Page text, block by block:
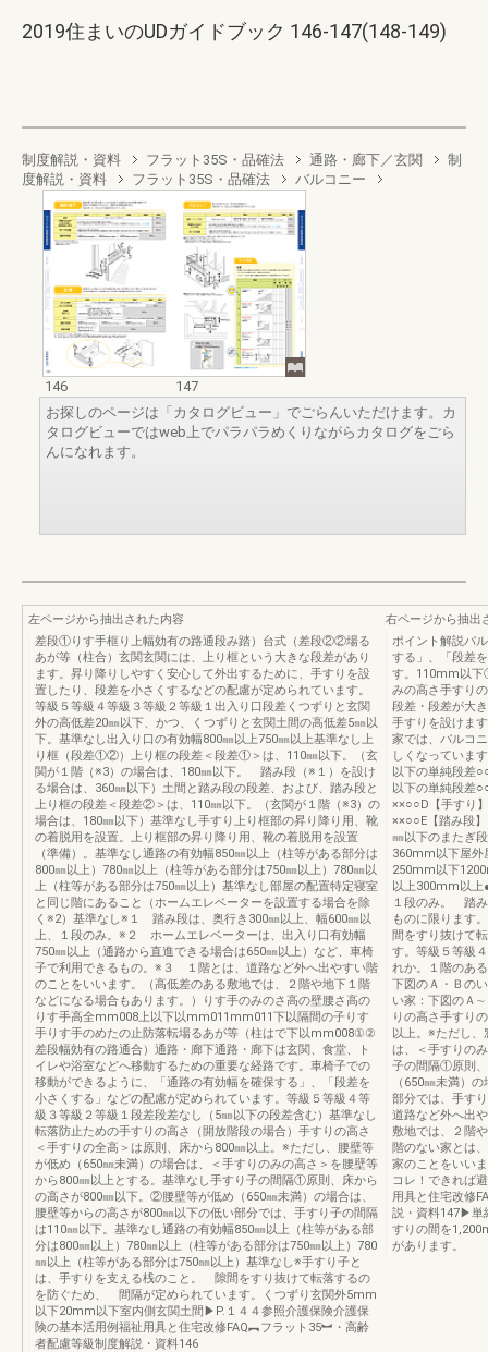
2019住まいのUDガイドブック 146-147(148-149)
制度解説・資料 フラット35S・品確法 通路・廊下／玄関
制
度解説・資料
フラット35S・品確法 バルコニー
146
147
お探しのページは「カタログビュー」でごらんいただけます。カ
タログビューではweb上でパラパラめくりながらカタログをごら
んになれます。
左ページから抽出された内容
差段①りす手框り上幅効有の路通段み踏）台式（差段②②場る
あが等（柱合）玄関玄関には、上り框という大きな段差があり
ます。昇り降りしやすく安心して外出するために、手すりを設
置したり、段差を小さくするなどの配慮が定められています。
等級５等級４等級３等級２等級１出入り口段差くつずりと玄関
外の高低差20㎜以下、かつ、くつずりと玄関土間の高低差5㎜以
下。基準なし出入り口の有効幅800㎜以上750㎜以上基準なし上
り框（段差①②）上り框の段差＜段差①＞は、110㎜以下。（玄
関が１階（※3）の場合は、180㎜以下。 踏み段（※１）を設け
る場合は、360㎜以下）土間と踏み段の段差、および、踏み段と
上り框の段差＜段差②＞は、110㎜以下。（玄関が１階（※3）の
場合は、180㎜以下）基準なし手すり上り框部の昇り降り用、靴
の着脱用を設置。上り框部の昇り降り用、靴の着脱用を設置
（準備）。基準なし通路の有効幅850㎜以上（柱等がある部分は
800㎜以上）780㎜以上（柱等がある部分は750㎜以上）780㎜以
上（柱等がある部分は750㎜以上）基準なし部屋の配置特定寝室
と同じ階にあること（ホームエレベーターを設置する場合を除
く※2）基準なし※１ 踏み段は、奥行き300㎜以上、幅600㎜以
上、１段のみ。※２ ホームエレベーターは、出入り口有効幅
750㎜以上（通路から直進できる場合は650㎜以上）など、車椅
子で利用できるもの。※３ １階とは、道路など外へ出やすい階
のことをいいます。（高低差のある敷地では、２階や地下１階
などになる場合もあります。）りす手のみのさ高の壁腰さ高の
りす手高全mm008上以下以mm011mm011下以隔間の子りす
手りす手のめたの止防落転場るあが等（柱はで下以mm008①②
差段幅効有の路通合）通路・廊下通路・廊下は玄関、食堂、ト
イレや浴室などへ移動するための重要な経路です。車椅子での
移動ができるように、「通路の有効幅を確保する」、「段差を
小さくする」などの配慮が定められています。等級５等級４等
級３等級２等級１段差段差なし（5㎜以下の段差含む）基準なし
転落防止ための手すりの高さ（開放階段の場合）手すりの高さ
＜手すりの全高＞は原則、床から800㎜以上。※ただし、腰壁等
が低め（650㎜未満）の場合は、＜手すりのみの高さ＞を腰壁等
から800㎜以上とする。基準なし手すり子の間隔①原則、床から
の高さが800㎜以下。②腰壁等が低め（650㎜未満）の場合は、
腰壁等からの高さが800㎜以下の低い部分では、手すり子の間隔
は110㎜以下。基準なし通路の有効幅850㎜以上（柱等がある部
分は800㎜以上）780㎜以上（柱等がある部分は750㎜以上）780
㎜以上（柱等がある部分は750㎜以上）基準なし※手すり子と
は、手すりを支える桟のこと。 隙間をすり抜けて転落するの
を防ぐため、 間隔が定められています。くつずり玄関外5mm
以下20mm以下室内側玄関土間▶P.１４４参照介護保険介護保
険の基本活用例福祉用具と住宅改修FAQ︻フラット35︼・高齢
者配慮等級制度解説・資料146
右ページから抽出
ポイント解説バ
する」、「段差
す。110mm以
みの高さ手すり
段差・段差が大
手すりを設けま
家では、バルコ
しくなっていま
以下の単純段差
以下の単純段差
××○○D【手すり
××○○E【踏み段
㎜以下のまたぎ
360mm以下屋
250mm以下
以上300mm以上
１段のみ。 踏み
ものに限ります
間をすり抜けて
す。等級５等級
れか。１階のあ
下図のＡ・Ｂの
い家：下図のＡ
りの高さ手すり
以上。※ただし、
は、＜手すりの
子の間隔①原則
（650㎜未満）
部分では、手す
道路など外へ出
敷地では、２階
階のない家とは
家のことをいい
コレ！できれば
用具と住宅改修
説・資料147▶単
すりの間を
があります。